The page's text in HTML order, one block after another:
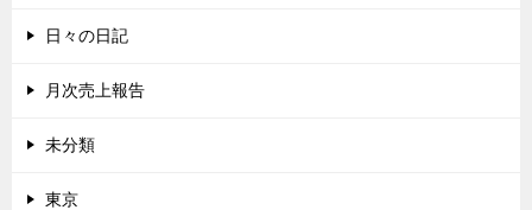
日々の日記
月次売上報告
未分類
東京